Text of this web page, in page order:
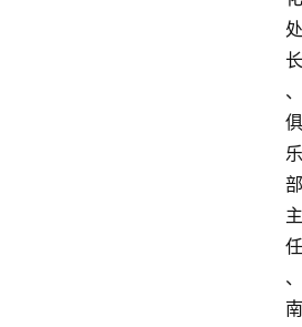
处
长
、
俱
乐
部
主
任
、
南